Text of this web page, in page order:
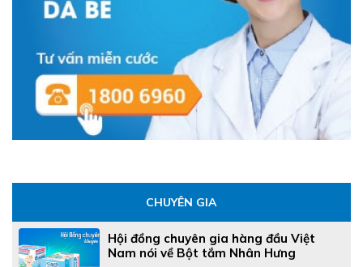
CHUYÊN GIA
Hội đồng chuyên gia hàng đầu Việt
Nam nói về Bột tắm Nhân Hưng